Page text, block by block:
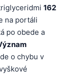
162
na portáli
po obede a
o chybu v